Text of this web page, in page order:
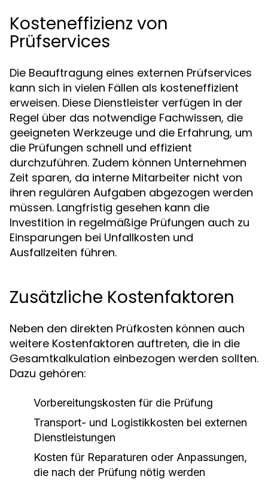
Kosteneffizienz von
Prüfservices
Die Beauftragung eines externen Prüfservices
kann sich in vielen Fällen als kosteneffizient
erweisen. Diese Dienstleister verfügen in der
Regel über das notwendige Fachwissen, die
geeigneten Werkzeuge und die Erfahrung, um
die Prüfungen schnell und effizient
durchzuführen. Zudem können Unternehmen
Zeit sparen, da interne Mitarbeiter nicht von
ihren regulären Aufgaben abgezogen werden
müssen. Langfristig gesehen kann die
Investition in regelmäßige Prüfungen auch zu
Einsparungen bei Unfallkosten und
Ausfallzeiten führen.
Zusätzliche Kostenfaktoren
Neben den direkten Prüfkosten können auch
weitere Kostenfaktoren auftreten, die in die
Gesamtkalkulation einbezogen werden sollten.
Dazu gehören:
Vorbereitungskosten für die Prüfung
Transport- und Logistikkosten bei externen
Dienstleistungen
Kosten für Reparaturen oder Anpassungen,
die nach der Prüfung nötig werden